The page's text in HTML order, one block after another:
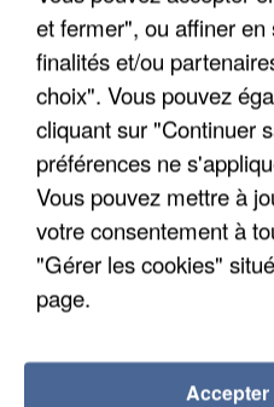
et fermer", ou affiner
finalités et/ou
choix". Vous pouvez
cliquant sur "Continuer
préférences ne
Vous pouvez mettre à
votre consentement à
"Gérer les cookies"
page.
Accepter